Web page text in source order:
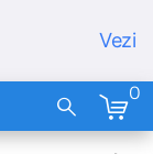
Vezi
0